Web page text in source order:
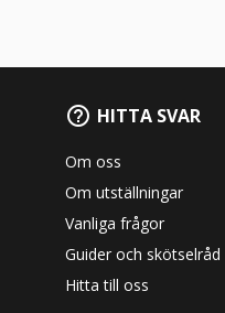
HITTA SVAR
Om oss
Om utställningar
Vanliga frågor
Guider och skötselråd
Hitta till oss